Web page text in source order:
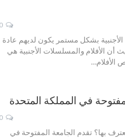
بشكل مستمر يكون لديهم عادة
الأفلام والمسلسلات الأجنبية هي
الأفلام…
في المملكة المتحدة
بها؟ تقدم الجامعة المفتوحة في